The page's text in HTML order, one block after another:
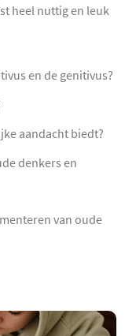
heel nuttig en leuk
en de genitivus?
aandacht biedt?
denkers en
van oude